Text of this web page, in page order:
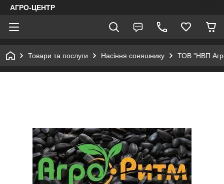
АГРО-ЦЕНТР
Товари та послуги Насіння соняшнику ТОВ "НВП